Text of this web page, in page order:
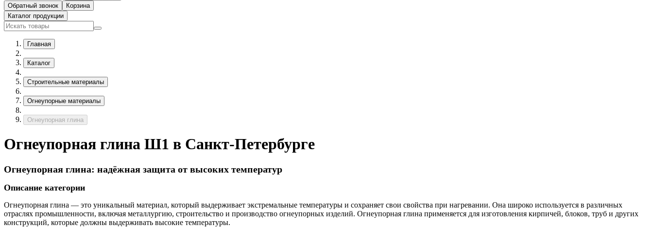
Обратный звонок
Корзина
Каталог продукции
Главная
Каталог
Строительные материалы
Огнеупорные материалы
Огнеупорная глина
Огнеупорная глина Ш1 в Санкт-Петербурге
Огнеупорная глина: надёжная защита от высоких температур
Описание категории
Огнеупорная глина — это уникальный материал, который выдерживает экстремальные температуры и сохраняет свои свойства при нагревании. Она широко используется в различных
отраслях промышленности, включая металлургию, строительство и производство огнеупорных изделий. Огнеупорная глина применяется для изготовления кирпичей, блоков, труб и других
конструкций, которые должны выдерживать высокие температуры.